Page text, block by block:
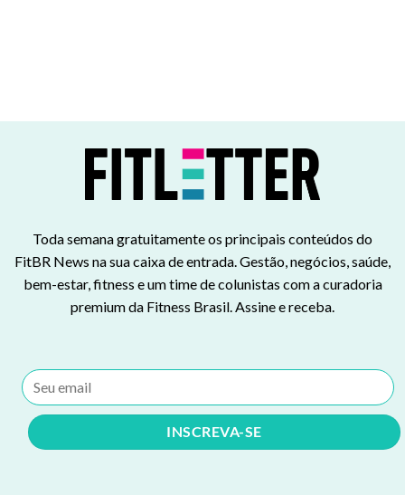
Toda semana gratuitamente os principais conteúdos do
FitBR News na sua caixa de entrada. Gestão, negócios, saúde,
bem-estar, fitness e um time de colunistas com a curadoria
premium da Fitness Brasil. Assine e receba.